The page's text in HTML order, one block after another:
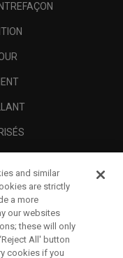
and similar
are strictly
a more
our websites
these will only
All' button
cookies if you